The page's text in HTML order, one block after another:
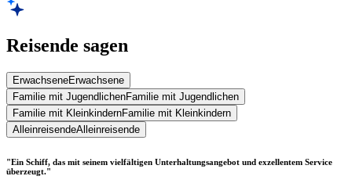
Reisende sagen
ErwachseneErwachsene
Familie mit JugendlichenFamilie mit Jugendlichen
Familie mit KleinkindernFamilie mit Kleinkindern
AlleinreisendeAlleinreisende
"Ein Schiff, das mit seinem vielfältigen Unterhaltungsangebot und exzellentem Service
überzeugt."